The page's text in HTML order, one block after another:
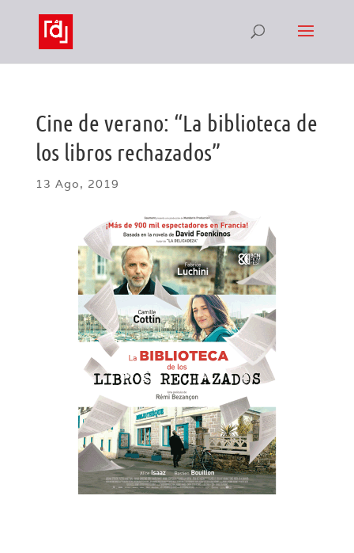
Cine de verano: “La biblioteca de
los libros rechazados”
13 Ago, 2019